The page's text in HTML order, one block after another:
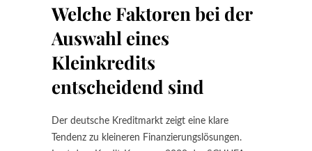
Welche Faktoren bei der
Auswahl eines
Kleinkredits
entscheidend sind
Der deutsche Kreditmarkt zeigt eine klare
Tendenz zu kleineren Finanzierungslösungen.